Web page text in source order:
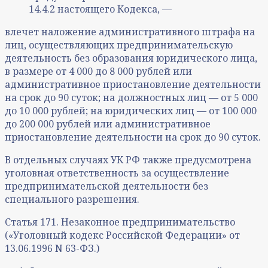
14.4.2 настоящего Кодекса, —
влечет наложение административного штрафа на
лиц, осуществляющих предпринимательскую
деятельность без образования юридического лица,
в размере от 4 000 до 8 000 рублей или
административное приостановление деятельности
на срок до 90 суток; на должностных лиц — от 5 000
до 10 000 рублей; на юридических лиц — от 100 000
до 200 000 рублей или административное
приостановление деятельности на срок до 90 суток.
В отдельных случаях УК РФ также предусмотрена
уголовная ответственность за осуществление
предпринимательской деятельности без
специального разрешения.
Статья 171. Незаконное предпринимательство
(«Уголовный кодекс Российской Федерации» от
13.06.1996 N 63-ФЗ.)